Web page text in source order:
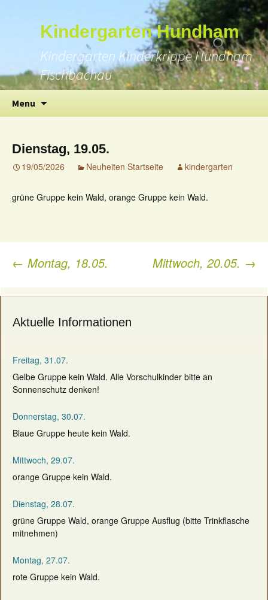
Kindergarten Hundham
Kindergarten Kinderkrippe Hundham
Fischbachau
Menu
content
Suchen
nach:
Dienstag, 19.05.
19/05/2026 Neuheiten Startseite kindergarten
grüne Gruppe kein Wald, orange Gruppe kein Wald.
Post
← Montag, 18.05. Mittwoch, 20.05. →
Aktuelle Informationen
Freitag, 31.07.
Gelbe Gruppe kein Wald. Alle Vorschulkinder bitte an
Sonnenschutz denken!
Donnerstag, 30.07.
Blaue Gruppe heute kein Wald.
Mittwoch, 29.07.
orange Gruppe kein Wald.
Dienstag, 28.07.
grüne Gruppe Wald, orange Gruppe Ausflug (bitte Trinkflasche
mitnehmen)
Montag, 27.07.
rote Gruppe kein Wald.